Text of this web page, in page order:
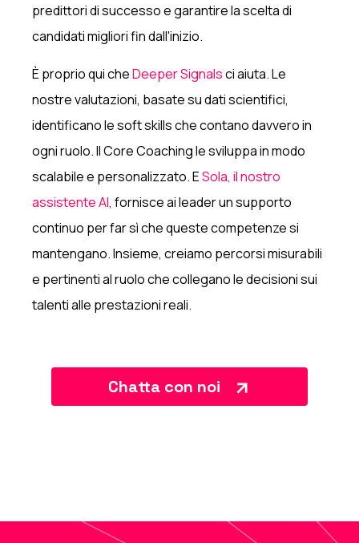
predittori di successo e garantire la scelta di
candidati migliori fin dall'inizio.
È proprio qui cheDeeper Signalsci aiuta. Le
nostre valutazioni, basate su dati scientifici,
identificano le soft skills che contano davvero in
ogni ruolo. Il Core Coaching le sviluppa in modo
scalabile e personalizzato. ESola, il nostro
assistente AI, fornisce ai leader un supporto
continuo per far sì che queste competenze si
mantengano. Insieme, creiamo percorsi misurabili
e pertinenti al ruolo che collegano le decisioni sui
talenti alle prestazioni reali.
Chatta con noi